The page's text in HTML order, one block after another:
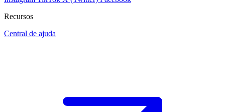
Recursos
Central de ajuda